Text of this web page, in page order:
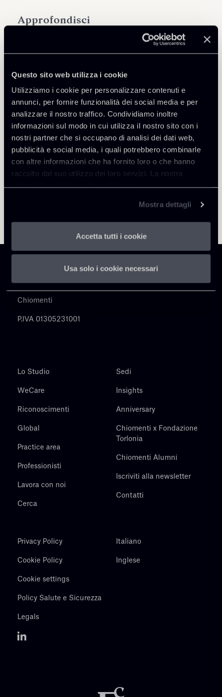
Questo sito web utilizza i cookie
Utilizziamo i cookie per personalizzare contenuti e
annunci, per fornire funzionalità dei social media e per
analizzare il nostro traffico. Condividiamo inoltre
informazioni sul modo in cui utilizza il nostro sito con i
nostri partner che si occupano di analisi dei dati web,
pubblicità e social media, i quali potrebbero combinarle
con altre informazioni che ha fornito loro o che hanno
raccolto dal suo utilizzo dei loro servizi. La nostra
informativa privacy è disponibilequi.
Mostra dettagli
Accetta tutti i cookie
Usa solo i cookie necessari
Approfondisci
Torna agli Insights
Chiomenti
P.IVA 01305231001
Lo Studio
WeCare
Riconoscimenti
Global
Practice area
Professionisti
Lavora con noi
Cerca
Sedi
Insights
Anniversary
Chiomenti x Fondazione
Torlonia
Chiomenti Alumni
Iscriviti alla newsletter
Contatti
Privacy Policy
Cookie Policy
Cookie settings
Policy Salute e Sicurezza
Legals
Italiano
Inglese